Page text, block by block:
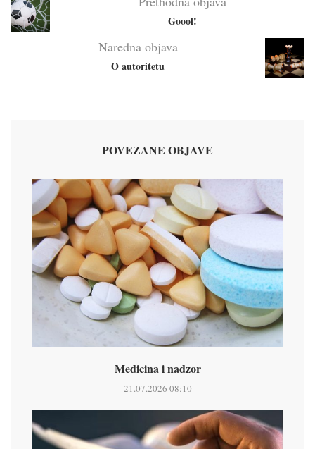
Goool!
Naredna objava
O autoritetu
POVEZANE OBJAVE
Medicina i nadzor
21.07.2026 08:10